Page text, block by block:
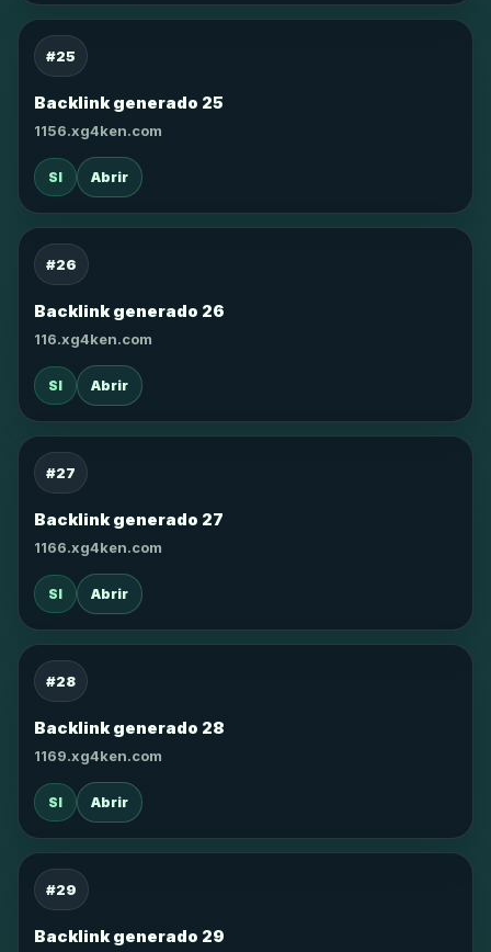
#25
Backlink generado 25
1156.xg4ken.com
SI Abrir
#26
Backlink generado 26
116.xg4ken.com
SI Abrir
#27
Backlink generado 27
1166.xg4ken.com
SI Abrir
#28
Backlink generado 28
1169.xg4ken.com
SI Abrir
#29
Backlink generado 29